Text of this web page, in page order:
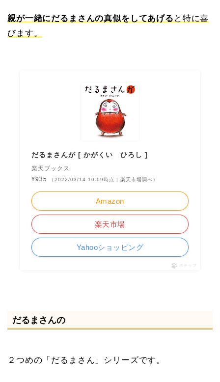
親が一緒にだるまさんの真似をしてあげる と特に喜
びます。
だるまさんが [ かがくい ひろし ]
楽天ブックス
¥935
（2022/03/14 10:09時点 | 楽天市場調べ）
Amazon
楽天市場
Yahooショッピング
ポチップ
だるまさんの
２つめの「だるまさん」シリーズです。